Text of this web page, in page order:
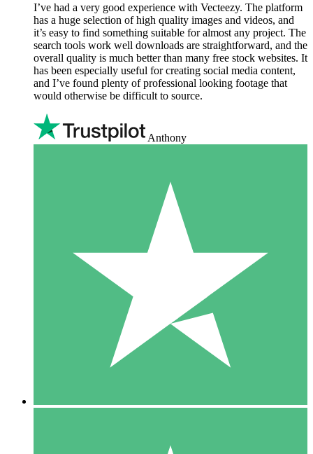
I’ve had a very good experience with Vecteezy. The platform
has a huge selection of high quality images and videos, and
it’s easy to find something suitable for almost any project. The
search tools work well downloads are straightforward, and the
overall quality is much better than many free stock websites. It
has been especially useful for creating social media content,
and I’ve found plenty of professional looking footage that
would otherwise be difficult to source.
Anthony